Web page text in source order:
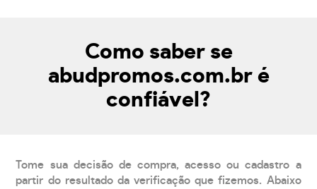
Como saber se
abudpromos.com.br é
confiável?
Tome sua decisão de compra, acesso ou cadastro a
partir do resultado da verificação que fizemos. Abaixo